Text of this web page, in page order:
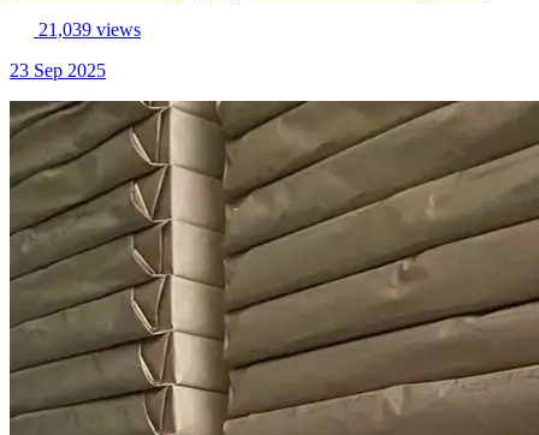
21,039 views
23 Sep 2025